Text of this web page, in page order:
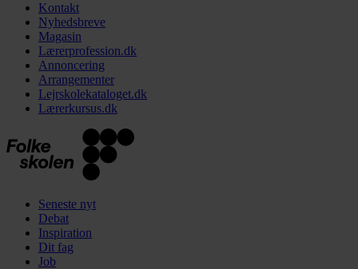
Kontakt
Nyhedsbreve
Magasin
Lærerprofession.dk
Annoncering
Arrangementer
Lejrskolekataloget.dk
Lærerkursus.dk
Seneste nyt
Debat
Inspiration
Dit fag
Job